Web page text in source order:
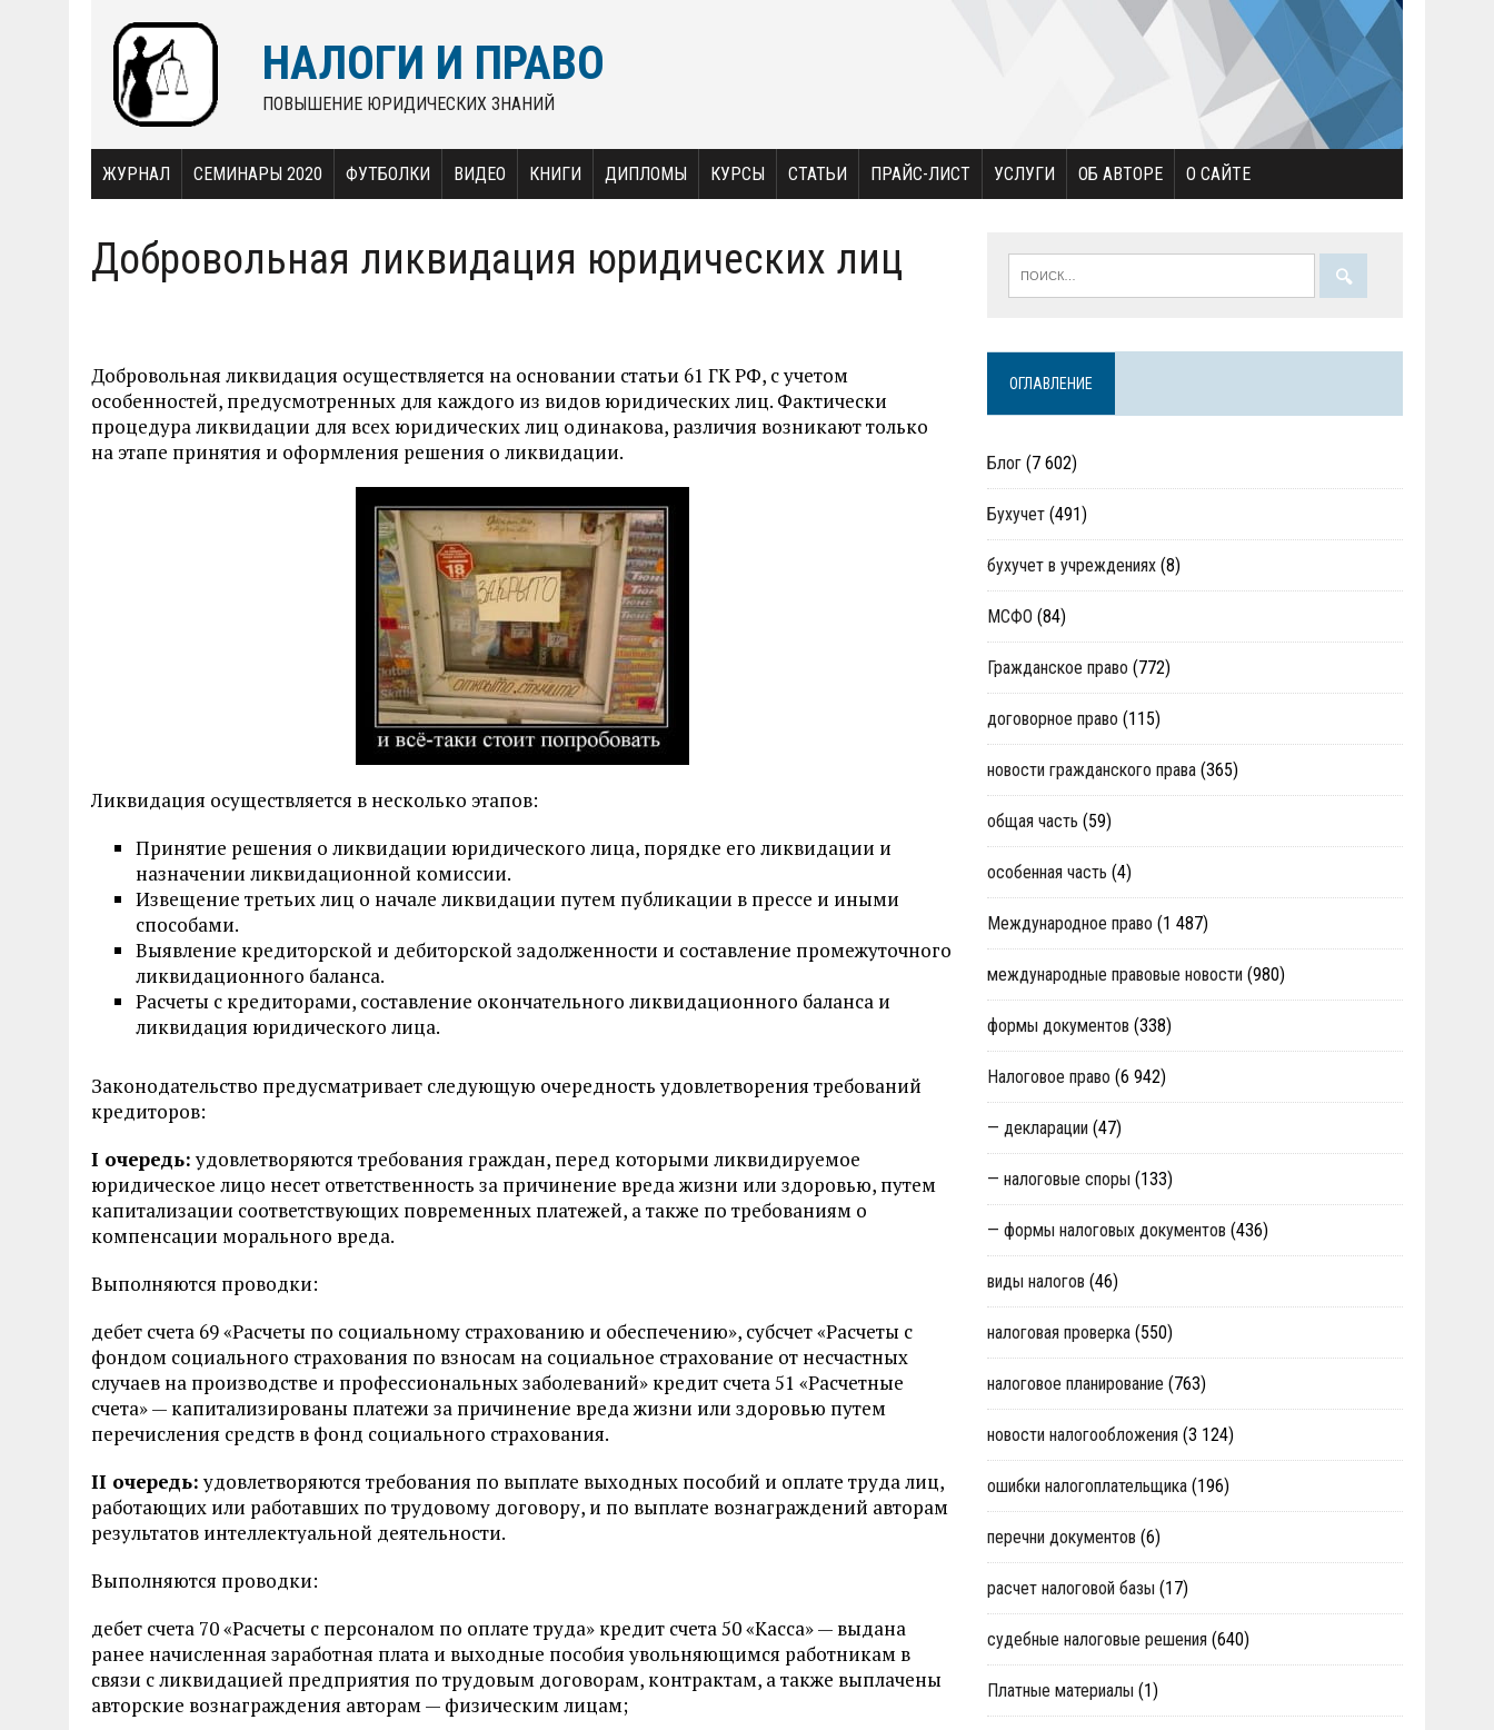
НАЛОГИ И ПРАВО
ПОВЫШЕНИЕ ЮРИДИЧЕСКИХ ЗНАНИЙ
ЖУРНАЛ СЕМИНАРЫ 2020 ФУТБОЛКИ ВИДЕО КНИГИ ДИПЛОМЫ КУРСЫ СТАТЬИ ПРАЙС-ЛИСТ УСЛУГИ ОБ АВТОРЕ О САЙТЕ
Добровольная ликвидация юридических лиц
Добровольная ликвидация осуществляется на основании статьи 61 ГК РФ, с учетом
особенностей, предусмотренных для каждого из видов юридических лиц. Фактически
процедура ликвидации для всех юридических лиц одинакова, различия возникают только
на этапе принятия и оформления решения о ликвидации.
Ликвидация осуществляется в несколько этапов:
Принятие решения о ликвидации юридического лица, порядке его ликвидации и
назначении ликвидационной комиссии.
Извещение третьих лиц о начале ликвидации путем публикации в прессе и иными
способами.
Выявление кредиторской и дебиторской задолженности и составление промежуточного
ликвидационного баланса.
Расчеты с кредиторами, составление окончательного ликвидационного баланса и
ликвидация юридического лица.
Законодательство предусматривает следующую очередность удовлетворения требований
кредиторов:
I очередь:удовлетворяются требования граждан, перед которыми ликвидируемое
юридическое лицо несет ответственность за причинение вреда жизни или здоровью, путем
капитализации соответствующих повременных платежей, а также по требованиям о
компенсации морального вреда.
Выполняются проводки:
дебет счета 69 «Расчеты по социальному страхованию и обеспечению», субсчет «Расчеты с
фондом социального страхования по взносам на социальное страхование от несчастных
случаев на производстве и профессиональных заболеваний» кредит счета 51 «Расчетные
счета» — капитализированы платежи за причинение вреда жизни или здоровью путем
перечисления средств в фонд социального страхования.
II очередь:удовлетворяются требования по выплате выходных пособий и оплате труда лиц,
работающих или работавших по трудовому договору, и по выплате вознаграждений авторам
результатов интеллектуальной деятельности.
Выполняются проводки:
дебет счета 70 «Расчеты с персоналом по оплате труда» кредит счета 50 «Касса» — выдана
ранее начисленная заработная плата и выходные пособия увольняющимся работникам в
связи с ликвидацией предприятия по трудовым договорам, контрактам, а также выплачены
авторские вознаграждения авторам — физическим лицам;
ОГЛАВЛЕНИЕ
Блог (7 602)
Бухучет (491)
бухучет в учреждениях (8)
МСФО (84)
Гражданское право (772)
договорное право (115)
новости гражданского права (365)
общая часть (59)
особенная часть (4)
Международное право (1 487)
международные правовые новости (980)
формы документов (338)
Налоговое право (6 942)
— декларации (47)
— налоговые споры (133)
— формы налоговых документов (436)
виды налогов (46)
налоговая проверка (550)
налоговое планирование (763)
новости налогообложения (3 124)
ошибки налогоплательщика (196)
перечни документов (6)
расчет налоговой базы (17)
судебные налоговые решения (640)
Платные материалы (1)